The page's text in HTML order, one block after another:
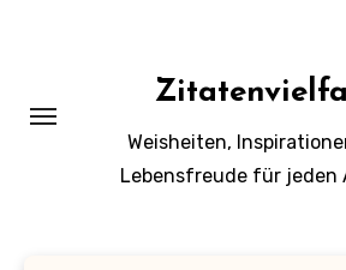
Weisheiten,
Lebensfreude für jeden